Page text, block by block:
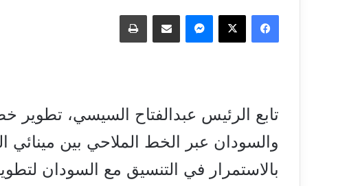
فيسبوك ‫X ماسنجر مشاركة عبر البريد طباعة
تابع الرئيس عبدالفتاح السيسي، تطوير
والسودان عبر الخط الملاحي بين مينائي
بالاستمرار في التنسيق مع السودان